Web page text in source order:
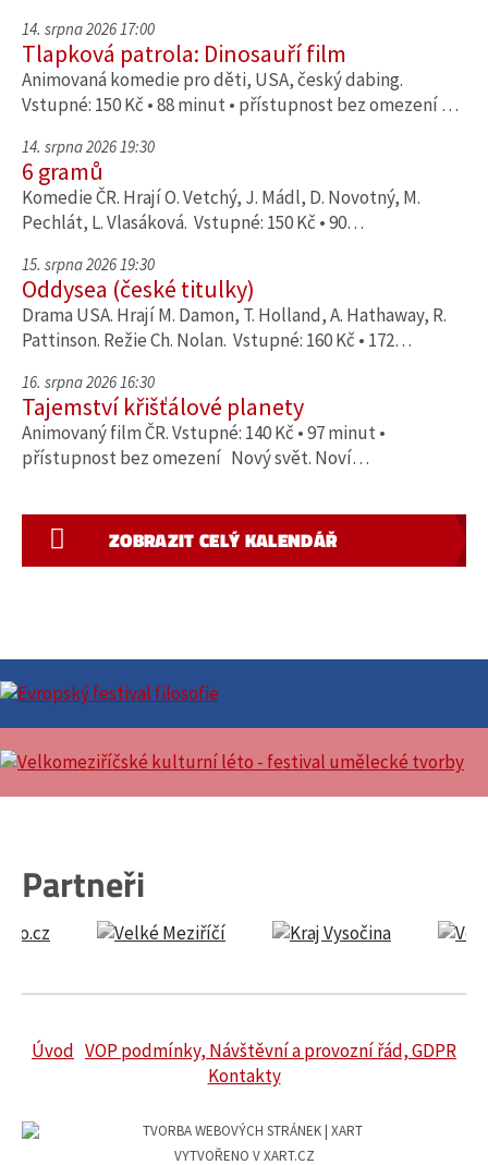
14. srpna 2026 17:00
Tlapková patrola: Dinosauří film
Animovaná komedie pro děti, USA, český dabing.
Vstupné: 150 Kč • 88 minut • přístupnost bez omezení …
14. srpna 2026 19:30
6 gramů
Komedie ČR. Hrají O. Vetchý, J. Mádl, D. Novotný, M.
Pechlát, L. Vlasáková. Vstupné: 150 Kč • 90…
15. srpna 2026 19:30
Oddysea (české titulky)
Drama USA. Hrají M. Damon, T. Holland, A. Hathaway, R.
Pattinson. Režie Ch. Nolan. Vstupné: 160 Kč • 172…
16. srpna 2026 16:30
Tajemství křišťálové planety
Animovaný film ČR. Vstupné: 140 Kč • 97 minut •
přístupnost bez omezení Nový svět. Noví…
ZOBRAZIT CELÝ KALENDÁŘ
Partneři
Úvod VOP podmínky, Návštěvní a provozní řád, GDPR
Kontakty
VYTVOŘENO V XART.CZ